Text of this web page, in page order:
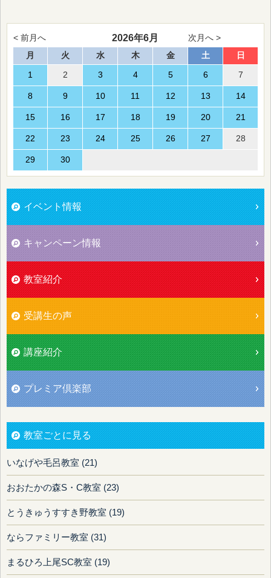
< 前月へ 2026年6月
次月へ >
月
火 水 木 金 土 日
1 2 3 4 5 6 7
8 9 10 11 12 13 14
15 16 17 18 19 20 21
22 23 24 25 26 27 28
29 30
イベント情報
キャンペーン情報
教室紹介
受講生の声
講座紹介
プレミア倶楽部
教室ごとに見る
いなげや毛呂教室 (21)
おおたかの森S・C教室 (23)
とうきゅうすすき野教室 (19)
ならファミリー教室 (31)
まるひろ上尾SC教室 (19)